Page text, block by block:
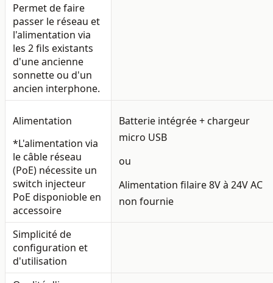
Permet de faire
passer le réseau et
l'alimentation via
les 2 fils existants
d'une ancienne
sonnette ou d'un
ancien interphone.
Alimentation
*L'alimentation via
le câble réseau
(PoE) nécessite un
switch injecteur
PoE disponioble en
accessoire
Batterie intégrée + chargeur
micro USB
ou
Alimentation filaire 8V à 24V AC
non fournie
Simplicité de
configuration et
d'utilisation